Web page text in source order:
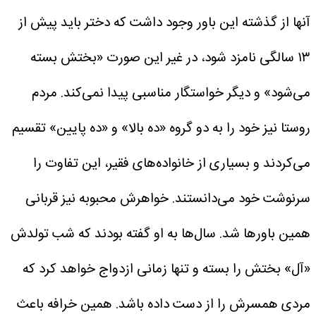
آنها از گذشته این باور وجود داشت که دختر باید پیش از
۱۳ سالگی نامزد شود، در غیر این صورت «بختش بسته
می‌شود» و دیگر خواستگار مناسبی پیدا نمی‌کند. مردم
روستا نیز خود را به دو گروه «ده بالا» و «ده پایین» تقسیم
می‌کردند و بسیاری از خانواده‌های فقیر، این تفاوت را
سرنوشت خود می‌دانستند.خواهرش محبوبه نیز قربانی
همین باورها شد. سال‌ها به او گفته بودند که شب تولدش
«آل» بختش را بسته و تنها زمانی ازدواج خواهد کرد که
مردی همسرش را از دست داده باشد. همین خرافه باعث